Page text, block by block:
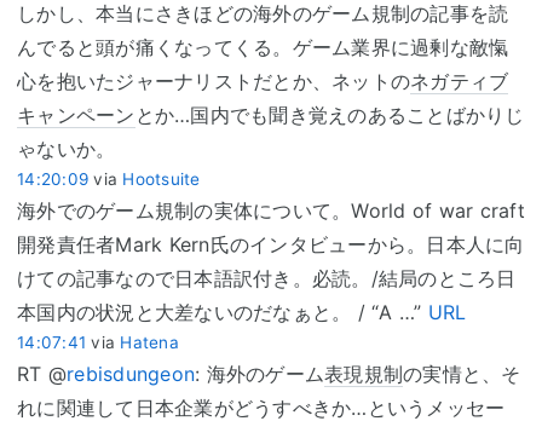
しかし、本当にさきほどの海外のゲーム規制の記事を読
んでると頭が痛くなってくる。ゲーム業界に過剰な敵愾
心を抱いたジャーナリストだとか、ネットのネガティブ
キャンペーン とか…国内でも聞き覚えのあることばかりじ
ゃないか。
14:20:09 via Hootsuite
海外でのゲーム規制の実体について。World of war craft
開発責任者Mark Kern氏のインタビューから。日本人に向
けての記事なので日本語訳付き。必読。/結局のところ日
本国内の状況と大差ないのだなぁと。 / “A …” URL
14:07:41 via Hatena
RT @rebisdungeon: 海外のゲーム表現規制の実情と、そ
れに関連して日本企業がどうすべきか…というメッセー